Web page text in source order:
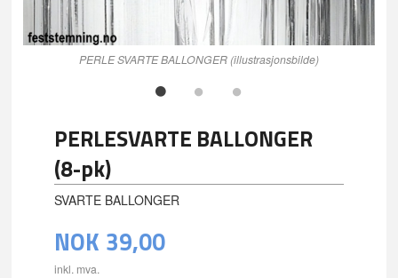
PERLE SVARTE BALLONGER (illustrasjonsbilde)
PERLESVARTE BALLONGER
(8-pk)
SVARTE BALLONGER
NOK 39,00
inkl. mva.